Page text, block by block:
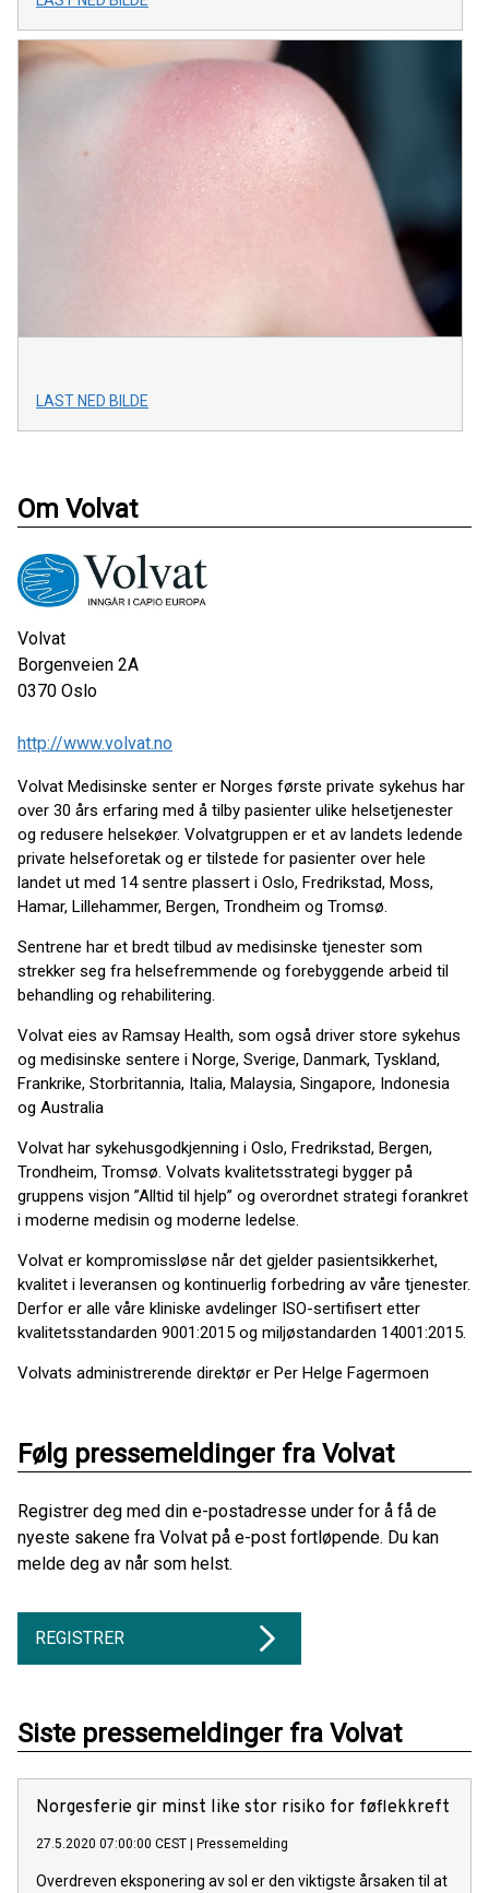
LAST NED BILDE
Om Volvat
Volvat
Borgenveien 2A
0370 Oslo
http://www.volvat.no
Volvat Medisinske senter er Norges første private sykehus har
over 30 års erfaring med å tilby pasienter ulike helsetjenester
og redusere helsekøer. Volvatgruppen er et av landets ledende
private helseforetak og er tilstede for pasienter over hele
landet ut med 14 sentre plassert i Oslo, Fredrikstad, Moss,
Hamar, Lillehammer, Bergen, Trondheim og Tromsø.
Sentrene har et bredt tilbud av medisinske tjenester som
strekker seg fra helsefremmende og forebyggende arbeid til
behandling og rehabilitering.
Volvat eies av Ramsay Health, som også driver store sykehus
og medisinske sentere i Norge, Sverige, Danmark, Tyskland,
Frankrike, Storbritannia, Italia, Malaysia, Singapore, Indonesia
og Australia
Volvat har sykehusgodkjenning i Oslo, Fredrikstad, Bergen,
Trondheim, Tromsø. Volvats kvalitetsstrategi bygger på
gruppens visjon ”Alltid til hjelp” og overordnet strategi forankret
i moderne medisin og moderne ledelse.
Volvat er kompromissløse når det gjelder pasientsikkerhet,
kvalitet i leveransen og kontinuerlig forbedring av våre tjenester.
Derfor er alle våre kliniske avdelinger ISO-sertifisert etter
kvalitetsstandarden 9001:2015 og miljøstandarden 14001:2015.
Volvats administrerende direktør er Per Helge Fagermoen
Følg pressemeldinger fra Volvat
Registrer deg med din e-postadresse under for å få de
nyeste sakene fra Volvat på e-post fortløpende. Du kan
melde deg av når som helst.
REGISTRER
Siste pressemeldinger fra Volvat
Norgesferie gir minst like stor risiko for føflekkreft
27.5.2020 07:00:00 CEST | Pressemelding
Overdreven eksponering av sol er den viktigste årsaken til at